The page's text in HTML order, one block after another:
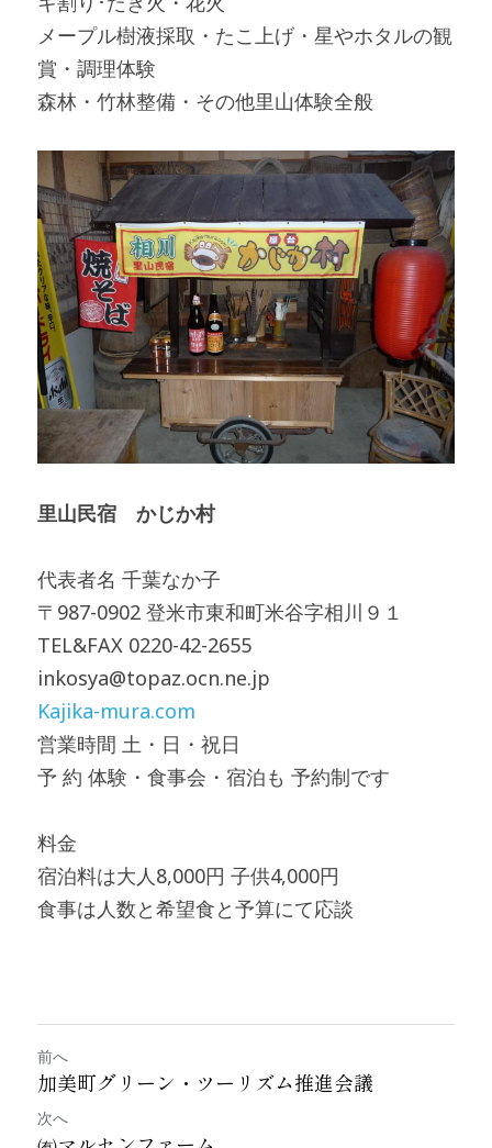
メープル樹液採取・たこ上げ・星やホタルの観
賞・調理体験
森林・竹林整備・その他里山体験全般
里山民宿　かじか村
代表者名 千葉なか子
〒987-0902 登米市東和町米谷字相川９１
TEL&FAX 0220-42-2655
inkosya@topaz.ocn.ne.jp
Kajika-mura.com
営業時間 土・日・祝日
予 約 体験・食事会・宿泊も 予約制です
料金
宿泊料は大人8,000円 子供4,000円
食事は人数と希望食と予算にて応談
前へ
加美町グリーン・ツーリズム推進会議
次へ